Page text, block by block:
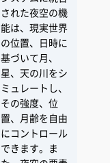
された夜空の機
能は、現実世界
の位置、日時に
基づいて月、
星、天の川をシ
ミュレートし、
その強度、位
置、月齢を自由
にコントロール
できます。ま